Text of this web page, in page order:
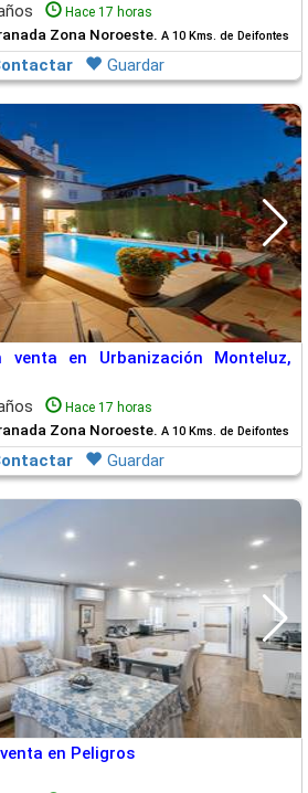
Hace 17 horas
Zona Noroeste. A 10 Kms. de Deifontes
Guardar
venta en Urbanización Monteluz,
Hace 17 horas
Zona Noroeste. A 10 Kms. de Deifontes
Guardar
en Peligros